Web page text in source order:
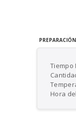
PREPARACIÓN
Tiempo
Hora